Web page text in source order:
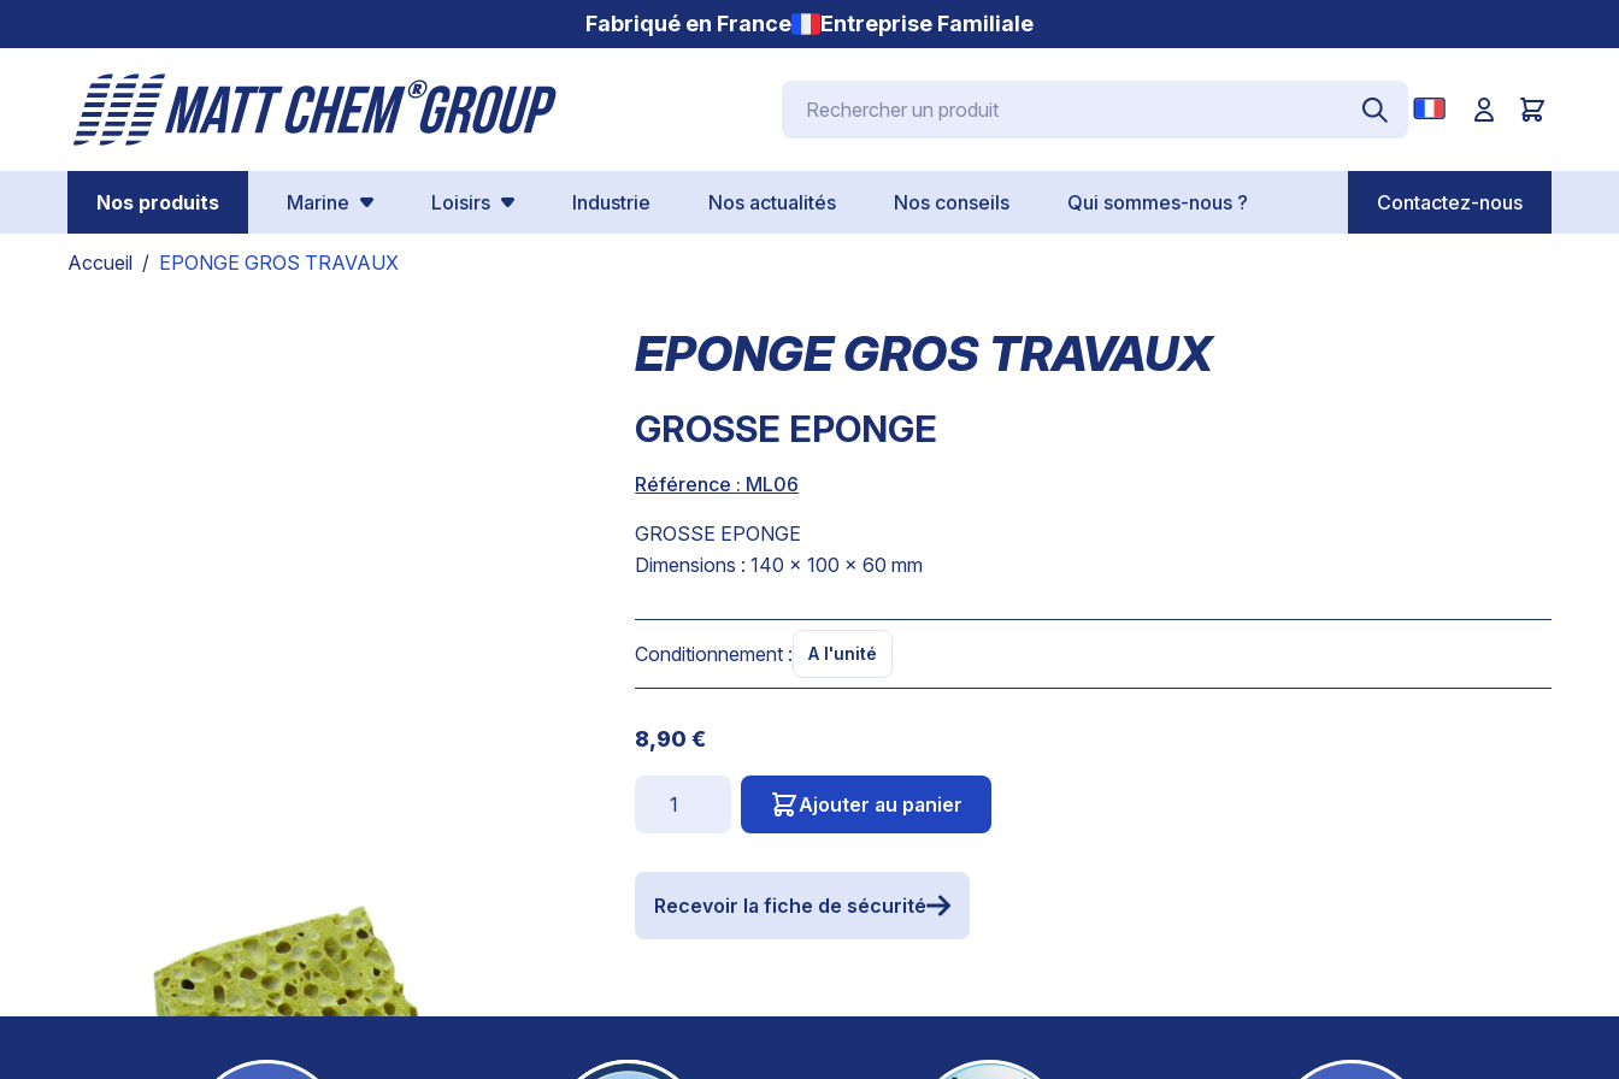
Fabriqué en France Entreprise Familiale
Nos produits Marine Loisirs Industrie Nos actualités Nos conseils Qui sommes-nous ? Contactez-nous
Accueil / EPONGE GROS TRAVAUX
EPONGE GROS TRAVAUX
GROSSE EPONGE
Référence : ML06
GROSSE EPONGE
Dimensions : 140 x 100 x 60 mm
Conditionnement : A l'unité
8,90 €
Ajouter au panier
Recevoir la fiche de sécurité